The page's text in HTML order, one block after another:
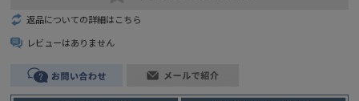
返品についての詳細はこちら
レビューはありません